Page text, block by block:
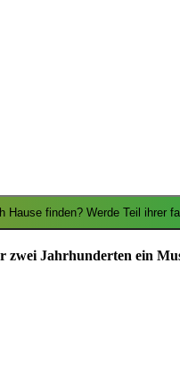
Ein Spiegel, ein Portal, eine andere Welt. Mina stürzt in ein Abenteuer voller
zwei Jahrhunderten ein